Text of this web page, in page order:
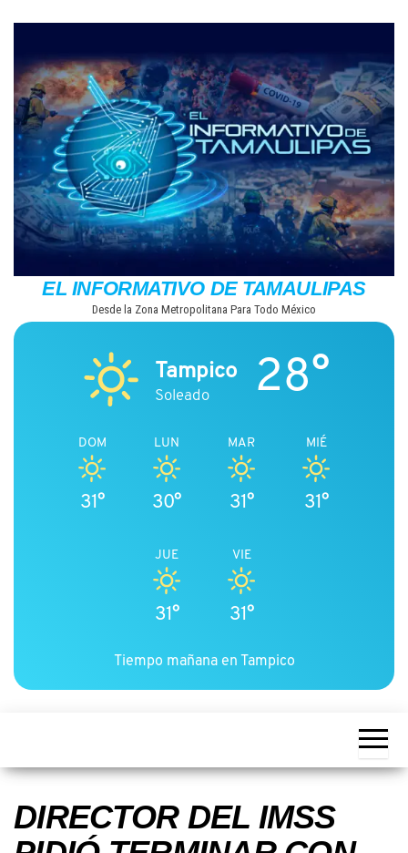
contenido
EL INFORMATIVO DE TAMAULIPAS
Desde la Zona Metropolitana Para Todo México
Tampico
Soleado 28°
DOM
31°
LUN
30°
MAR
31°
MIÉ
31°
JUE
31°
VIE
31°
Tiempo mañana en Tampico
DIRECTOR DEL IMSS